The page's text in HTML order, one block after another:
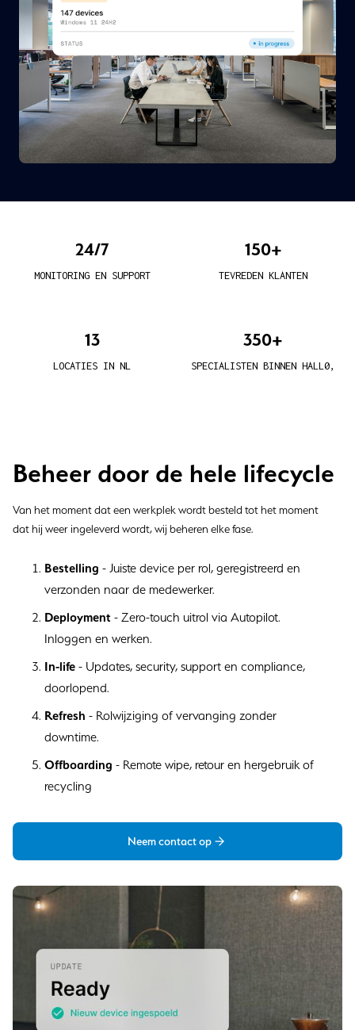
24/7
MONITORING EN SUPPORT
150+
TEVREDEN KLANTEN
13
LOCATIES IN NL
350+
SPECIALISTEN BINNEN HALL0,
Beheer door de hele lifecycle
Van het moment dat een werkplek wordt besteld tot het moment
dat hij weer ingeleverd wordt, wij beheren elke fase.
Bestelling - Juiste device per rol, geregistreerd en
verzonden naar de medewerker.
Deployment - Zero-touch uitrol via Autopilot.
Inloggen en werken.
In-life - Updates, security, support en compliance,
doorlopend.
Refresh - Rolwijziging of vervanging zonder
downtime.
Offboarding - Remote wipe, retour en hergebruik of
recycling
Neem contact op